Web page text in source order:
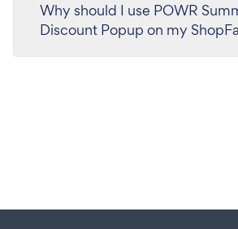
Why should I use POWR
Discount Popup on my